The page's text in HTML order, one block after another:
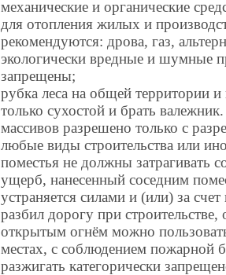
механические и органические
для отопления жилых и
рекомендуются: дрова, газ,
экологически вредные и шумные
запрещены;
рубка леса на общей территории
только сухостой и брать
массивов разрешено только с
любые виды строительства или
поместья не должны затрагивать
ущерб, нанесенный соседним
устраняется силами и (или) за
разбил дорогу при строительстве,
открытым огнём можно
местах, с соблюдением пожарной
разжигать категорически